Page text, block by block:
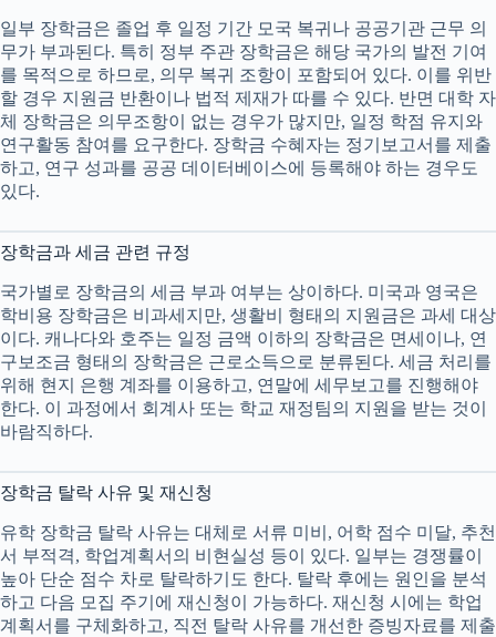
일부 장학금은 졸업 후 일정 기간 모국 복귀나 공공기관 근무 의
무가 부과된다. 특히 정부 주관 장학금은 해당 국가의 발전 기여
를 목적으로 하므로, 의무 복귀 조항이 포함되어 있다. 이를 위반
할 경우 지원금 반환이나 법적 제재가 따를 수 있다. 반면 대학 자
체 장학금은 의무조항이 없는 경우가 많지만, 일정 학점 유지와
연구활동 참여를 요구한다. 장학금 수혜자는 정기보고서를 제출
하고, 연구 성과를 공공 데이터베이스에 등록해야 하는 경우도
있다.
장학금과 세금 관련 규정
국가별로 장학금의 세금 부과 여부는 상이하다. 미국과 영국은
학비용 장학금은 비과세지만, 생활비 형태의 지원금은 과세 대상
이다. 캐나다와 호주는 일정 금액 이하의 장학금은 면세이나, 연
구보조금 형태의 장학금은 근로소득으로 분류된다. 세금 처리를
위해 현지 은행 계좌를 이용하고, 연말에 세무보고를 진행해야
한다. 이 과정에서 회계사 또는 학교 재정팀의 지원을 받는 것이
바람직하다.
장학금 탈락 사유 및 재신청
유학 장학금 탈락 사유는 대체로 서류 미비, 어학 점수 미달, 추천
서 부적격, 학업계획서의 비현실성 등이 있다. 일부는 경쟁률이
높아 단순 점수 차로 탈락하기도 한다. 탈락 후에는 원인을 분석
하고 다음 모집 주기에 재신청이 가능하다. 재신청 시에는 학업
계획서를 구체화하고, 직전 탈락 사유를 개선한 증빙자료를 제출